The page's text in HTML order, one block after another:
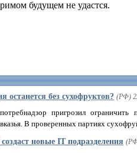
будущем не удастся.
останется без сухофруктов? (РФ)
пригрозил
В проверенных партиях
новые IT подразделения